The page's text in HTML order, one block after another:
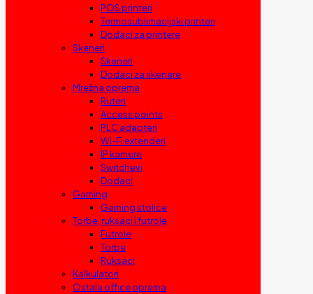
POS printeri
Termosublimacijski printeri
Dodaci za printere
Skeneri
Skeneri
Dodaci za skenere
Mrežna oprema
Ruteri
Access points
PLC adapteri
Wi-Fi extenderi
IP kamere
Switchevi
Dodaci
Gaming
Gaming stolice
Torbe, ruksaci i futrole
Futrole
Torbe
Ruksaci
Kalkulatori
Ostala office oprema